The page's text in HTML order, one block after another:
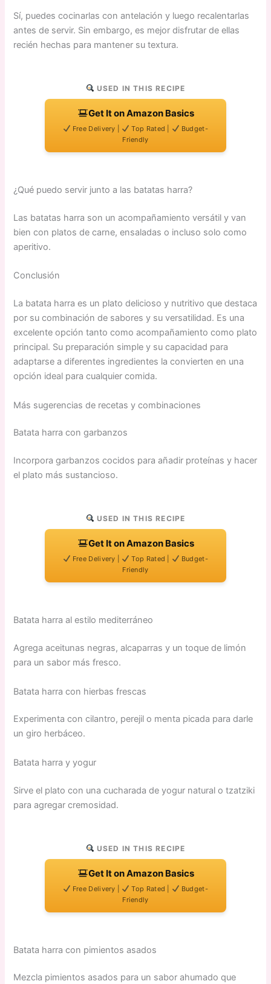
Sí, puedes cocinarlas con antelación y luego recalentarlas
antes de servir. Sin embargo, es mejor disfrutar de ellas
recién hechas para mantener su textura.
USED IN THIS RECIPE
Get It on Amazon Basics
Free Delivery | Top Rated |
Budget-
Friendly
¿Qué puedo servir junto a las batatas harra?
Las batatas harra son un acompañamiento versátil y van
bien con platos de carne, ensaladas o incluso solo como
aperitivo.
Conclusión
La batata harra es un plato delicioso y nutritivo que destaca
por su combinación de sabores y su versatilidad. Es una
excelente opción tanto como acompañamiento como plato
principal. Su preparación simple y su capacidad para
adaptarse a diferentes ingredientes la convierten en una
opción ideal para cualquier comida.
Más sugerencias de recetas y combinaciones
Batata harra con garbanzos
Incorpora garbanzos cocidos para añadir proteínas y hacer
el plato más sustancioso.
USED IN THIS RECIPE
Get It on Amazon Basics
Free Delivery | Top Rated |
Budget-
Friendly
Batata harra al estilo mediterráneo
Agrega aceitunas negras, alcaparras y un toque de limón
para un sabor más fresco.
Batata harra con hierbas frescas
Experimenta con cilantro, perejil o menta picada para darle
un giro herbáceo.
Batata harra y yogur
Sirve el plato con una cucharada de yogur natural o tzatziki
para agregar cremosidad.
USED IN THIS RECIPE
Get It on Amazon Basics
Free Delivery | Top Rated |
Budget-
Friendly
Batata harra con pimientos asados
Mezcla pimientos asados para un sabor ahumado que